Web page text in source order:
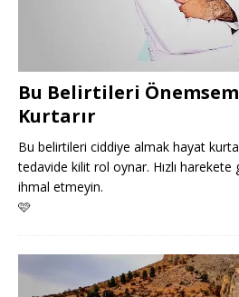
Bu Belirtileri
Kurtarır
Bu belirtileri ciddiye almak hayat
tedavide kilit rol oynar. Hızlı harekete
ihmal etmeyin.
🩷